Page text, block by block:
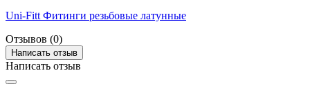
Uni-Fitt Фитинги резьбовые латунные
Отзывов (0)
Написать отзыв
Написать отзыв